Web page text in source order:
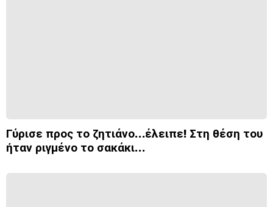
Γύρισε προς το ζητιάνο…έλειπε! Στη θέση του
ήταν ριγμένο το σακάκι…